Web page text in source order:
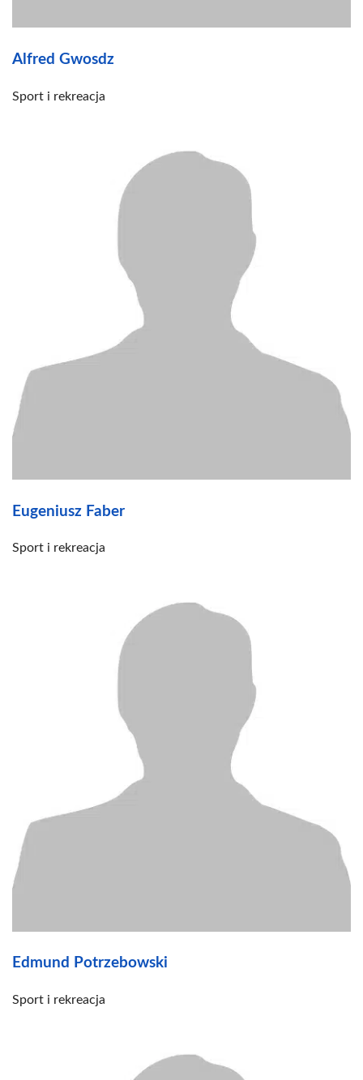
Alfred Gwosdz
Sport i rekreacja
Eugeniusz Faber
Sport i rekreacja
Edmund Potrzebowski
Sport i rekreacja